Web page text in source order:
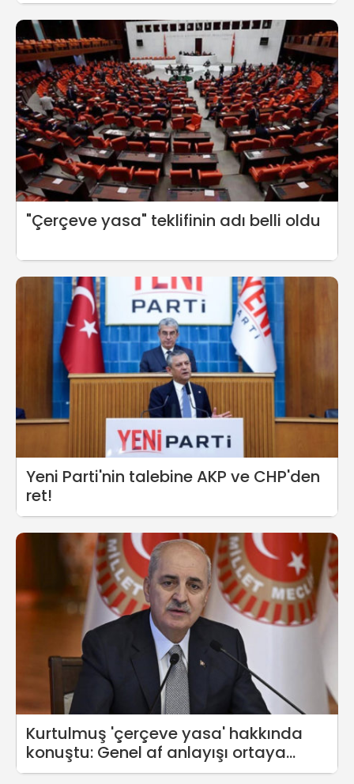
"Çerçeve yasa" teklifinin adı belli oldu
Yeni Parti'nin talebine AKP ve CHP'den
ret!
Kurtulmuş 'çerçeve yasa' hakkında
konuştu: Genel af anlayışı ortaya
konulmayacak